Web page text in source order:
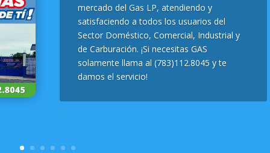
mercado del Gas LP, atendiendo y
satisfaciendo a todos los usuarios del
Sector Doméstico, Comercial, Industrial y
de Carburación. ¡Si necesitas GAS
solamente llama al (783)112.8045 y te
damos el servicio!